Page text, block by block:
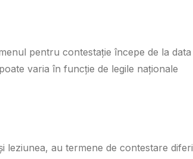
pentru contestație începe de la data
varia în funcție de legile naționale
leziunea, au termene de contestare